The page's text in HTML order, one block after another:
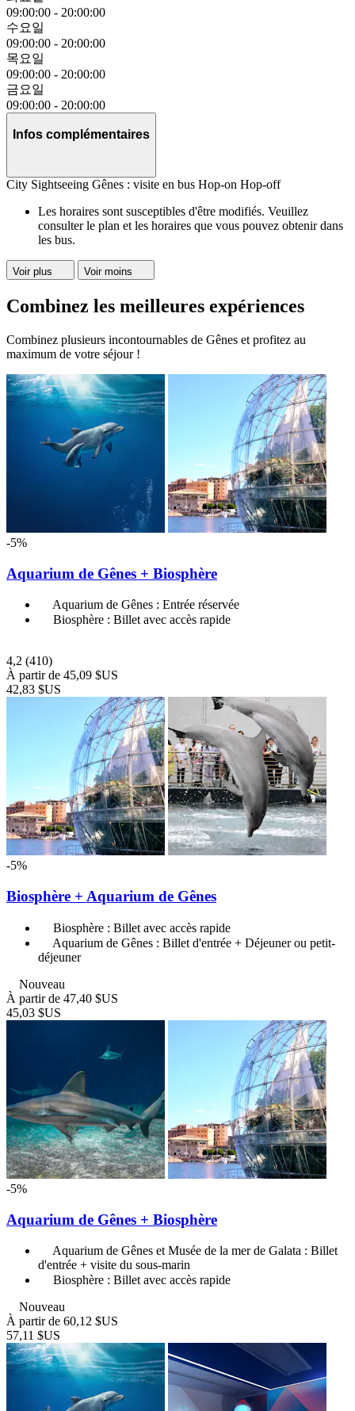
09:00:00 - 20:00:00
수요일
09:00:00 - 20:00:00
목요일
09:00:00 - 20:00:00
금요일
09:00:00 - 20:00:00
Infos complémentaires
City Sightseeing Gênes : visite en bus Hop-on Hop-off
Les horaires sont susceptibles d'être modifiés. Veuillez
consulter le plan et les horaires que vous pouvez obtenir dans
les bus.
Voir plus Voir moins
Combinez les meilleures expériences
Combinez plusieurs incontournables de Gênes et profitez au
maximum de votre séjour !
-5%
Aquarium de Gênes + Biosphère
Aquarium de Gênes : Entrée réservée
Biosphère : Billet avec accès rapide
4,2 (410)
À partir de 45,09 $US
42,83 $US
-5%
Biosphère + Aquarium de Gênes
Biosphère : Billet avec accès rapide
Aquarium de Gênes : Billet d'entrée + Déjeuner ou petit-
déjeuner
Nouveau
À partir de 47,40 $US
45,03 $US
-5%
Aquarium de Gênes + Biosphère
Aquarium de Gênes et Musée de la mer de Galata : Billet
d'entrée + visite du sous-marin
Biosphère : Billet avec accès rapide
Nouveau
À partir de 60,12 $US
57,11 $US